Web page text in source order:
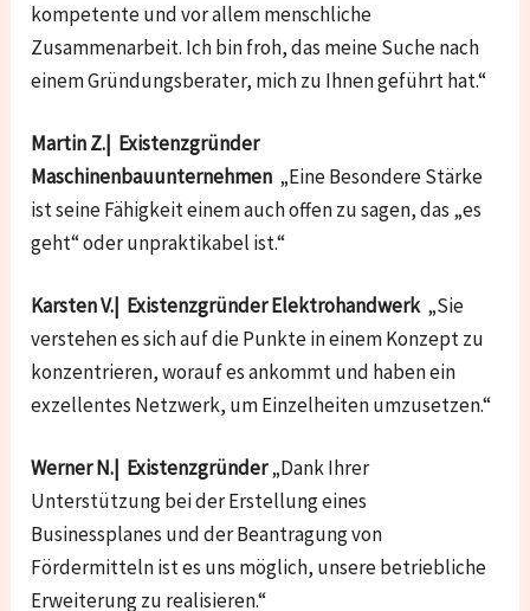
kompetente und vor allem menschliche
Zusammenarbeit. Ich bin froh, das meine Suche nach
einem Gründungsberater, mich zu Ihnen geführt hat.“
Martin Z.| Existenzgründer
Maschinenbauunternehmen „Eine Besondere Stärke
ist seine Fähigkeit einem auch offen zu sagen, das „es
geht“ oder unpraktikabel ist.“
Karsten V.| Existenzgründer Elektrohandwerk „Sie
verstehen es sich auf die Punkte in einem Konzept zu
konzentrieren, worauf es ankommt und haben ein
exzellentes Netzwerk, um Einzelheiten umzusetzen.“
Werner N.| Existenzgründer„Dank Ihrer
Unterstützung bei der Erstellung eines
Businessplanes und der Beantragung von
Fördermitteln ist es uns möglich, unsere betriebliche
Erweiterung zu realisieren.“